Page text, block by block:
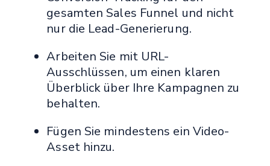
gesamten Sales Funnel und nicht
nur die Lead-Generierung.
Arbeiten Sie mit URL-
Ausschlüssen, um einen klaren
Überblick über Ihre Kampagnen zu
behalten.
Fügen Sie mindestens ein Video-
Asset hinzu.